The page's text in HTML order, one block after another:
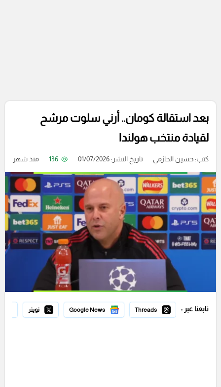
بعد استقالة كومان.. أرني سلوت مرشح
لقيادة منتخب هولندا
كتب:حسين الحازمي تاريخ النشر: 01/07/2026 136 منذ شهر
تابعنا عبر : Threads
Google News تويتر